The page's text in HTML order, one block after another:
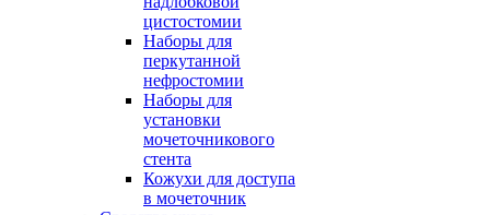
цистостомии
Наборы для
перкутанной
нефростомии
Наборы для
установки
мочеточникового
стента
Кожухи для доступа
в мочеточник